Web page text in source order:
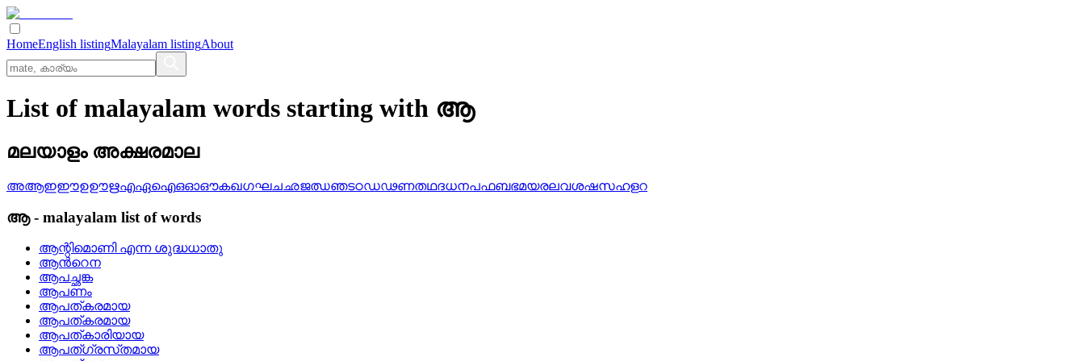
HomeEnglish listingMalayalam listingAbout
List of malayalam words starting with ആ
മലയാളം അക്ഷരമാല
അആഇഈഉഊഋഎഏഐഒഓഔകഖഗഘചഛജഝഞടഠഡഢണതഥദധനപഫബഭമയരലവശഷസഹളറ
ആ- malayalam list of words
ആന്റിമൊണി എന്ന ശുദ്ധധാതു
ആന്‍റെന
ആപച്ഛങ്ക
ആപണം
ആപത്‌കരമായ
ആപത്കരമായ
ആപത്കാരിയായ
ആപത്‌ഗ്രസ്‌തമായ